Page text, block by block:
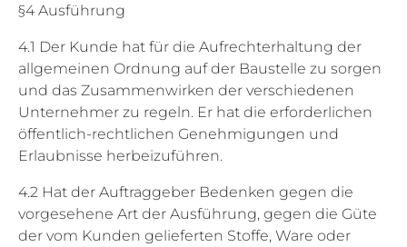
§4 Ausführung
4.1 Der Kunde hat für die Aufrechterhaltung der
allgemeinen Ordnung auf der Baustelle zu sorgen
und das Zusammenwirken der verschiedenen
Unternehmer zu regeln. Er hat die erforderlichen
öffentlich-rechtlichen Genehmigungen und
Erlaubnisse herbeizuführen.
4.2 Hat der Auftraggeber Bedenken gegen die
vorgesehene Art der Ausführung, gegen die Güte
der vom Kunden gelieferten Stoffe, Ware oder